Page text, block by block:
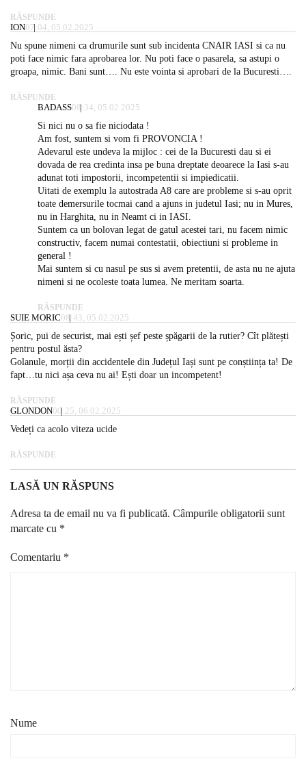
RĂSPUNDE
ION07:04, 05.02.2025
Nu spune nimeni ca drumurile sunt sub incidenta CNAIR IASI si ca nu
poti face nimic fara aprobarea lor. Nu poti face o pasarela, sa astupi o
groapa, nimic. Bani sunt…. Nu este vointa si aprobari de la Bucuresti….
RĂSPUNDE
BADASS08:34, 05.02.2025
Si nici nu o sa fie niciodata !
Am fost, suntem si vom fi PROVONCIA !
Adevarul este undeva la mijloc : cei de la Bucuresti dau si ei
dovada de rea credinta insa pe buna dreptate deoarece la Iasi s-au
adunat toti impostorii, incompetentii si impiedicatii.
Uitati de exemplu la autostrada A8 care are probleme si s-au oprit
toate demersurile tocmai cand a ajuns in judetul Iasi; nu in Mures,
nu in Harghita, nu in Neamt ci in IASI.
Suntem ca un bolovan legat de gatul acestei tari, nu facem nimic
constructiv, facem numai contestatii, obiectiuni si probleme in
general !
Mai suntem si cu nasul pe sus si avem pretentii, de asta nu ne ajuta
nimeni si ne ocoleste toata lumea. Ne meritam soarta.
RĂSPUNDE
SUIE MORIC08:43, 05.02.2025
Șoric, pui de securist, mai ești șef peste șpăgarii de la rutier? Cît plătești
pentru postul ăsta?
Golanule, morții din accidentele din Județul Iași sunt pe conștiința ta! De
fapt…tu nici așa ceva nu ai! Ești doar un incompetent!
RĂSPUNDE
GLONDON00:25, 06.02.2025
Vedeți ca acolo viteza ucide
RĂSPUNDE
LASĂ UN RĂSPUNS
Adresa ta de email nu va fi publicată. Câmpurile obligatorii sunt
marcate cu *
Comentariu *
Nume